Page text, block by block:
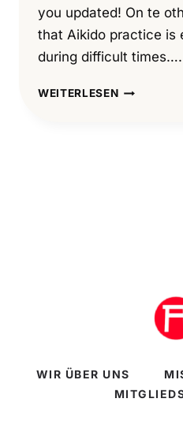
you updated! On te
that Aikido practice is
during difficult times….
WEITERLESENAZOF
WIR ÜBER UNS